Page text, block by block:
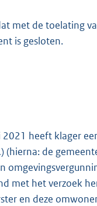
met de toelating
is gesloten.
heeft klager
(hierna: de
het verzoek
en deze